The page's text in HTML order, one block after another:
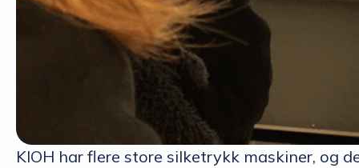
KIOH har flere store silketrykk maskiner, og